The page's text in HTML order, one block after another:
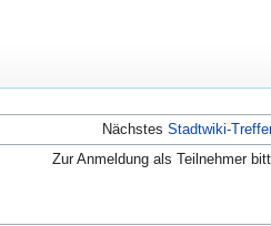
Nächstes Stadtwiki-
Zur Anmeldung als Teilnehmer